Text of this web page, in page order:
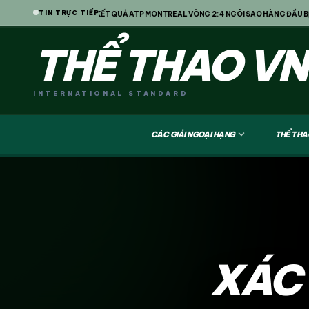
TIN TRỰC TIẾP
• KẾT QUẢ ATP MONTREAL VÒNG 2: 4 NGÔI SAO HÀNG ĐẦU BỊ LOẠI CHỈ
THỂ THAO
INTERNATIONAL STANDARD
CÁC GIẢI NGOẠI HẠNGexpand_more THỂ
XÁC